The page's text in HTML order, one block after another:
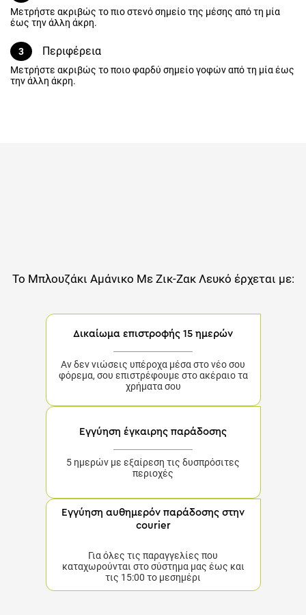
Μετρήστε ακριβώς το πιο στενό σημείο της μέσης από τη μία
έως την άλλη άκρη.
3 Περιφέρεια
Μετρήστε ακριβώς το ποιο φαρδύ σημείο γοφών από τη μία έως
την άλλη άκρη.
Το Μπλουζάκι Αμάνικο Με Ζικ-Ζακ Λευκό έρχεται με:
Δικαίωμα επιστροφής 15 ημερών
Αν δεν νιώσεις υπέροχα μέσα στο νέο σου
φόρεμα, σου επιστρέφουμε στο ακέραιο τα
χρήματα σου
Εγγύηση έγκαιρης παράδοσης
5 ημερών με εξαίρεση τις δυσπρόσιτες
περιοχές
Εγγύηση αυθημερόν παράδοσης στην
courier
Για όλες τις παραγγελίες που
καταχωρούνται στο σύστημα μας έως και
τις 15:00 το μεσημέρι